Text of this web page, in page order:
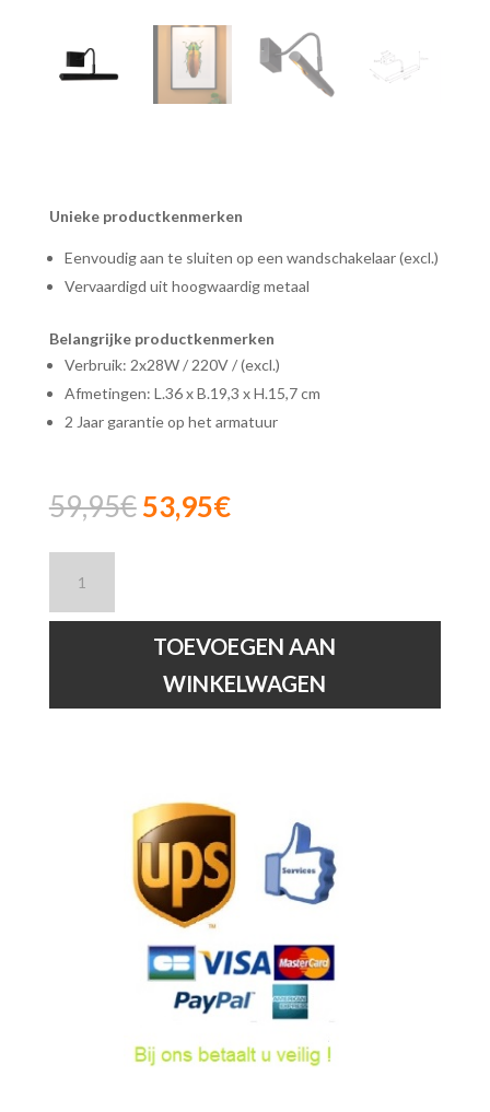
Unieke productkenmerken
Eenvoudig aan te sluiten op een wandschakelaar (excl.)
Vervaardigd uit hoogwaardig metaal
Belangrijke productkenmerken
Verbruik: 2x28W / 220V / (excl.)
Afmetingen: L.36 x B.19,3 x H.15,7 cm
2 Jaar garantie op het armatuur
59,95€Oorspronkelijke
prijs
53,95€Huidige
VINZ
-
Schilderijverlichting
-
TOEVOEGEN AAN
WINKELWAGEN